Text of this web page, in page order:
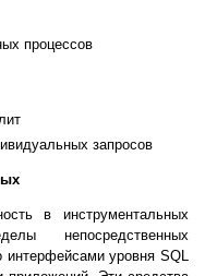
процессов
запросов
в инструментальных
непосредственных
интерфейсами уровня SQL